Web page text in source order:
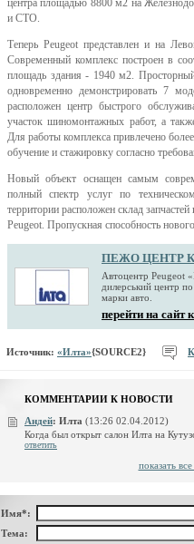
центра площадью 8800 м2 на
и СТО.
Теперь Peugeot представлен и на
Современный комплекс построен в
площадь здания - 1940 м2.
одновременно демонстрировать 7
расположен центр быстрого
участок шиномонтажных работ, а
Для работы комплекса привлечено
обучение и стажировку согласно
Новый объект оснащен самым
полный спектр услуг по
территории расположен склад
Peugeot. Пропускная способность
ПЕЖО ЦЕНТР
Автоцентр Peugeot
дилерський центр
марки авто.
перейти на
Источник: «Илта»{SOURCE2}
КОММЕНТАРИИ К НОВОСТИ
Андей: Илта (13:26 02.04.2012)
Когда был открыт салон Илта на
ответить
показать
Имя*:
Тема: